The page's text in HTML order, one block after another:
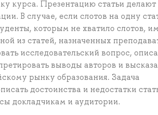
курса. Презентацию статьи делают
В случае, если слотов на одну
которым не хватило слотов,
из статей, назначенных
исследовательский вопрос,
выводы авторов и
рынку образования. Задача
достоинства и недостатки
докладчикам и аудитории.